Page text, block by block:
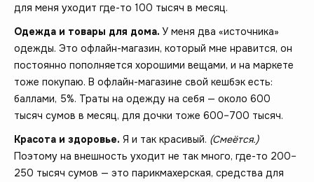
для меня уходит где-то 100 тысяч в месяц.
Одежда и товары для дома. У меня два «источника»
одежды. Это офлайн-магазин, который мне нравится, он
постоянно пополняется хорошими вещами, и на маркете
тоже покупаю. В офлайн-магазине свой кешбэк есть:
баллами, 5%. Траты на одежду на себя — около 600
тысяч сумов в месяц, для дочки тоже 600–700 тысяч.
Красота и здоровье. Я и так красивый. (Смеётся.)
Поэтому на внешность уходит не так много, где-то 200–
250 тысяч сумов — это парикмахерская, средства для